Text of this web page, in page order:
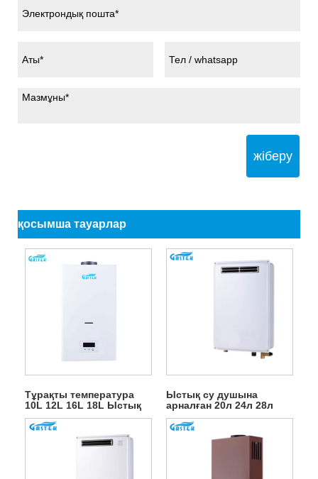
жіберу
қосымша тауарлар
Тұрақты температура
10L 12L 16L 18L Ыстық
сатылым түтін түрі
Қабырғаға орнатылатын
резервуарсыз жылдам
LPG табиғи ыстық су
Ыстық су душына
арналған 20л 24л 28л
желдеткіш мәжбүрлі
сыртқы газ гейзері